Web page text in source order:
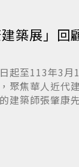
築展」回
起至113年3月
聚焦華人近代
建築師張肇康